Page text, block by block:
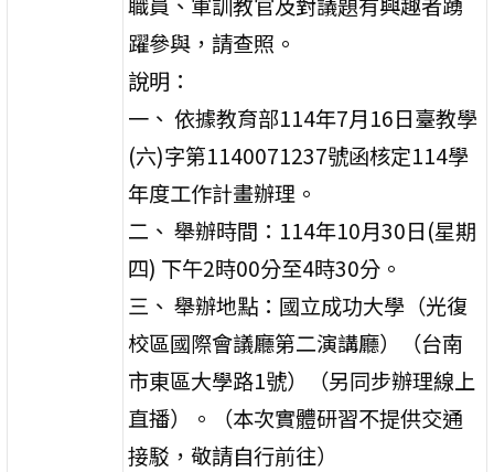
躍參與，請查照。
說明：
一、 依據教育部114年7月16日臺教學
(六)字第1140071237號函核定114學
年度工作計畫辦理。
二、 舉辦時間：114年10月30日(星期
四) 下午2時00分至4時30分。
三、 舉辦地點：國立成功大學（光復
校區國際會議廳第二演講廳）（台南
市東區大學路1號）（另同步辦理線上
直播）。（本次實體研習不提供交通
接駁，敬請自行前往）